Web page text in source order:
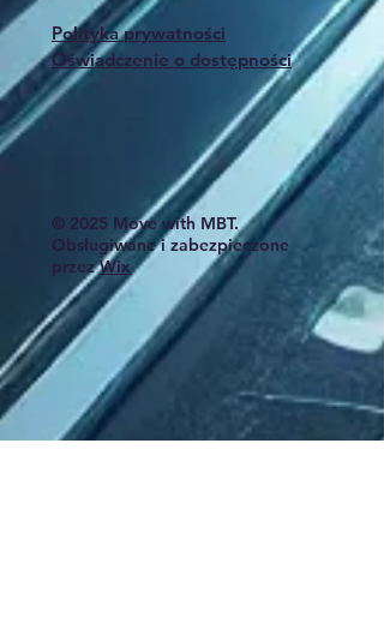
Polityka prywatności
Oświadczenie o dostępności
© 2025 Move with MBT.
Obsługiwane i zabezpieczone
przezWix